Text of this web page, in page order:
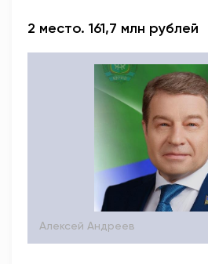
2 место. 161,7 млн рублей
Алексей Андреев